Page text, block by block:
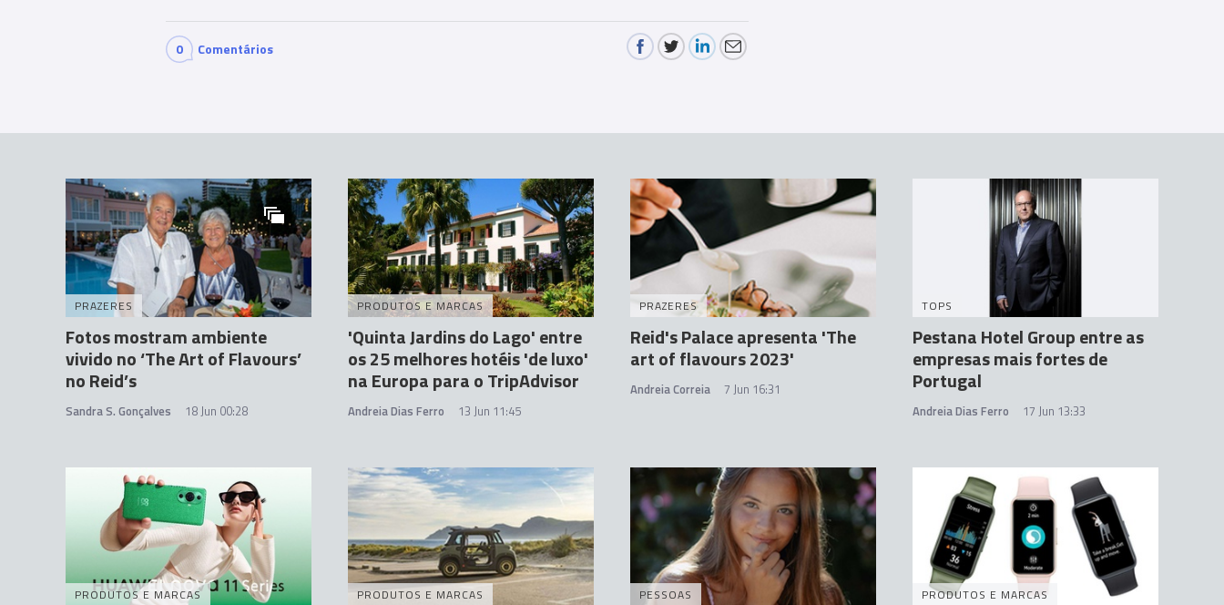
0 Comentários
PRAZERES
Fotos mostram ambiente
vivido no ‘The Art of Flavours’
no Reid’s
Sandra S. Gonçalves 18 Jun 00:28
PRODUTOS E MARCAS
'Quinta Jardins do Lago' entre
os 25 melhores hotéis 'de luxo'
na Europa para o TripAdvisor
Andreia Dias Ferro 13 Jun 11:45
PRAZERES
Reid's Palace apresenta 'The
art of flavours 2023'
Andreia Correia 7 Jun 16:31
TOPS
Pestana Hotel Group entre as
empresas mais fortes de
Portugal
Andreia Dias Ferro 17 Jun 13:33
PRODUTOS E MARCAS PRODUTOS E MARCAS PESSOAS PRODUTOS E MARCAS